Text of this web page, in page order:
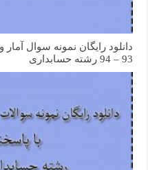
دانلود رایگان نمونه سوال
93 – 94 رشته حسابداری